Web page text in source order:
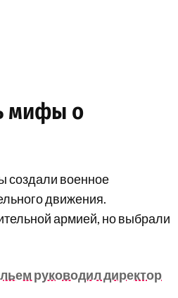
мифы о
создали военное
движения.
армией, но выбрали
руководил директор